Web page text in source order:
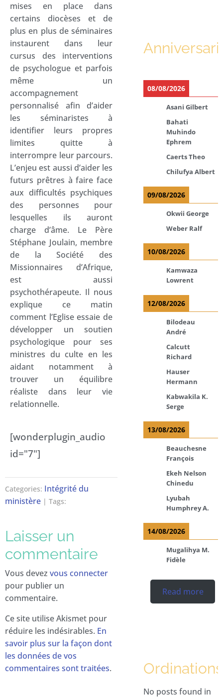
mises en place dans
certains diocèses et de
plus en plus de séminaires
instaurent dans leur
cursus des interventions
de psychologue et parfois
même un
accompagnement
personnalisé afin d’aider
les séminaristes à
identifier leurs propres
limites quitte à
interrompre leur parcours.
L’enjeu est aussi d’aider les
futurs prêtres à faire face
aux difficultés psychiques
des personnes pour
lesquelles ils auront
charge d’âme. Le Père
Stéphane Joulain, membre
de la Société des
Missionnaires d’Afrique,
est aussi
psychothérapeute. Il nous
explique ce matin
comment l’Eglise essaie de
développer un soutien
psychologique pour ses
ministres du culte en les
aidant notamment à
trouver un équilibre
réaliste dans leur vie
relationnelle.
[wonderplugin_audio
id="7"]
Categories: Intégrité du
ministère | Tags:
Laisser un
commentaire
Vous devez vous connecter
pour publier un
commentaire.
Ce site utilise Akismet pour
réduire les indésirables. En
savoir plus sur la façon dont
les données de vos
commentaires sont traitées.
08/08/2026
Asani Gilbert
Bahati
Muhindo
Ephrem
Caerts Theo
Chilufya Albert
09/08/2026
Okwii George
Weber Ralf
10/08/2026
Kamwaza
Lowrent
12/08/2026
Bilodeau
André
Calcutt
Richard
Hauser
Hermann
Kabwakila K.
Serge
13/08/2026
Beauchesne
François
Ekeh Nelson
Chinedu
Lyubah
Humphrey A.
14/08/2026
Mugalihya M.
Fidèle
Read more
Ordinations
No posts found in